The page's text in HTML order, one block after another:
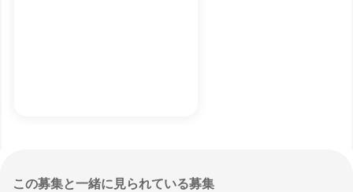
この募集と一緒に見られている募集